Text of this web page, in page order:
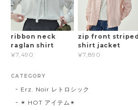
ribbon neck
raglan shirt
¥7,490
zip front striped
shirt jacket
¥7,890
CATEGORY
Erz. Noir レトロシック
✴︎ HOT アイテム✴︎